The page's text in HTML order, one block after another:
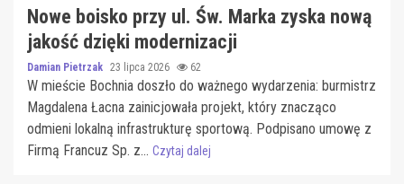
Nowe boisko przy ul. Św. Marka zyska nową
jakość dzięki modernizacji
Damian Pietrzak 23 lipca 2026 62
W mieście Bochnia doszło do ważnego wydarzenia: burmistrz
Magdalena Łacna zainicjowała projekt, który znacząco
odmieni lokalną infrastrukturę sportową. Podpisano umowę z
Firmą Francuz Sp. z... Czytaj dalej